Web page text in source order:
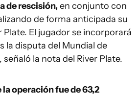
de rescisión, en conjunto con
de forma anticipada su
El jugador se incorporará
la disputa del Mundial de
señaló la nota del River Plate.
operación fue de 63,2